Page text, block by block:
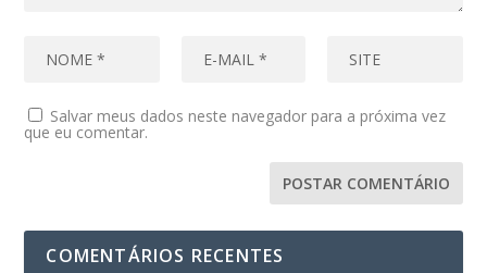
Salvar meus dados neste navegador para a próxima vez
que eu comentar.
COMENTÁRIOS RECENTES